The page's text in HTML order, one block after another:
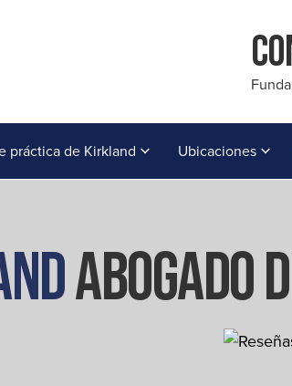
práctica de Kirkland Ubicaciones
Abogado